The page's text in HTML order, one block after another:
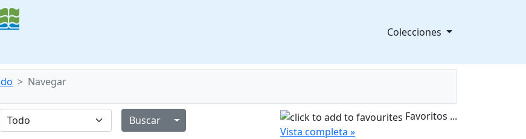
Colecciones
Navegar
Alternar menú desplegable
Favoritos ...
Vista completa »